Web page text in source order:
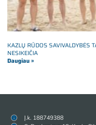
KAZLŲ RŪDOS SAVIVALDYBĖS
NESIKEIČIA
Daugiau »
Į.k. 188749388